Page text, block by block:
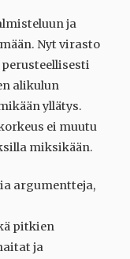
ja
Nyt virasto
alikulun
yllätys.
ei muutu
miksikään.
argumentteja,
pitkien
ja